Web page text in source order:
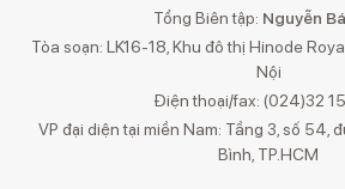
Tổng Biên tập: Nguyễn
Tòa soạn: LK16-18, Khu đô thị Hinode
Nội
Điện thoại/fax: (024)32
VP đại diện tại miền Nam: Tầng 3, số 54,
Bình, TP.HCM